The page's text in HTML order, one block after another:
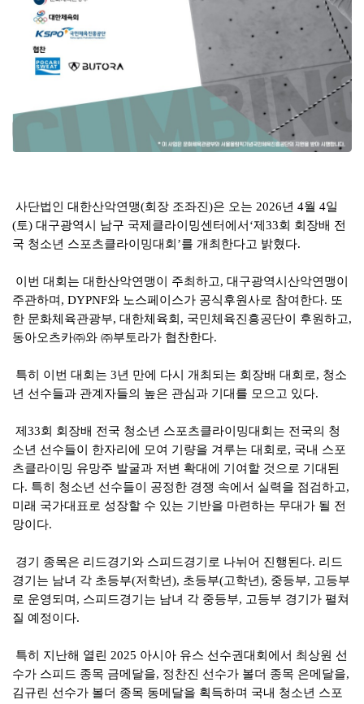
사단법인 대한산악연맹(회장 조좌진)은 오는 2026년 4월 4일
(토) 대구광역시 남구 국제클라이밍센터에서 ‘제 33회 회장배 전
국 청소년 스포츠클라이밍대회 ’를 개최한다고 밝혔다.
이번 대회는 대한산악연맹이 주최하고, 대구광역시산악연맹이
주관하며 , DYPNF와 노스페이스가 공식후원사로 참여한다. 또
한 문화체육관광부, 대한체육회 , 국민체육진흥공단이 후원하고,
동아오츠카㈜와 ㈜부토라가 협찬한다.
특히 이번 대회는 3년 만에 다시 개최되는 회장배 대회로, 청소
년 선수들과 관계자들의 높은 관심과 기대를 모으고 있다.
제 33회 회장배 전국 청소년 스포츠클라이밍대회는 전국의 청
소년 선수들이 한자리에 모여 기량을 겨루는 대회로, 국내 스포
츠클라이밍 유망주 발굴과 저변 확대에 기여할 것으로 기대된
다. 특히 청소년 선수들이 공정한 경쟁 속에서 실력을 점검하고,
미래 국가대표로 성장할 수 있는 기반을 마련하는 무대가 될 전
망이다.
경기 종목은 리드경기와 스피드경기로 나뉘어 진행된다. 리드
경기는 남녀 각 초등부(저학년), 초등부(고학년), 중등부, 고등부
로 운영되며 , 스피드경기는 남녀 각 중등부, 고등부 경기가 펼쳐
질 예정이다.
특히 지난해 열린 2025 아시아 유스 선수권대회에서 최상원 선
수가 스피드 종목 금메달을, 정찬진 선수가 볼더 종목 은메달을,
김규린 선수가 볼더 종목 동메달을 획득하며 국내 청소년 스포